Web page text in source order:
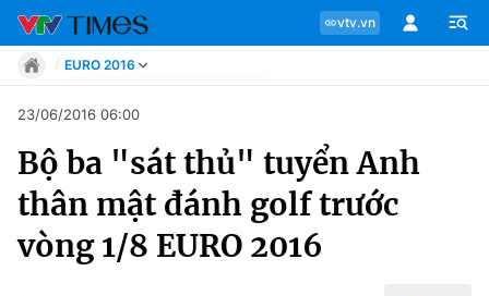
vtv.vn
Chuyên mục
Tin tức
EURO 2016
Move
Phong cách
Sự kiện
Bóng đá
Thể thao điện tử
23/06/2016 06:00
Bộ ba "sát thủ" tuyển Anh
thân mật đánh golf trước
vòng 1/8 EURO 2016